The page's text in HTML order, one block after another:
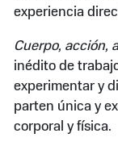
experiencia
Cuerpo, acción,
inédito de
experimentar y
parten única y
corporal y física.